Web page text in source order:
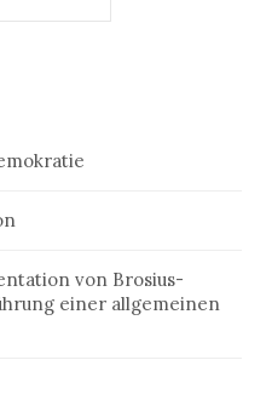
von Brosius-
einer allgemeinen